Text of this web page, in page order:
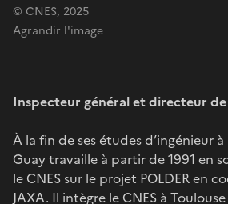
© CNES, 2025
Agrandir l'image
Inspecteur général et directeur
À la fin de ses études d’ingénieur à
Guay travaille à partir de 1991 en
le CNES sur le projet POLDER en
JAXA. Il intègre le CNES à